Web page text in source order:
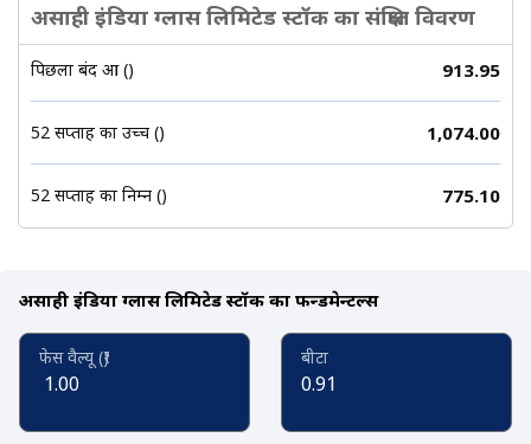
असाही इंडिया ग्लास लिमिटेड स्टॉक का संक्षिप्त विवरण
पिछला बंद हुआ (₹) 913.95
52 सप्ताह का उच्च (₹) 1,074.00
52 सप्ताह का निम्न (₹) 775.10
असाही इंडिया ग्लास लिमिटेड स्टॉक का फन्डमेन्टल्स
फेस वैल्यू (₹)
1.00
बीटा
0.91